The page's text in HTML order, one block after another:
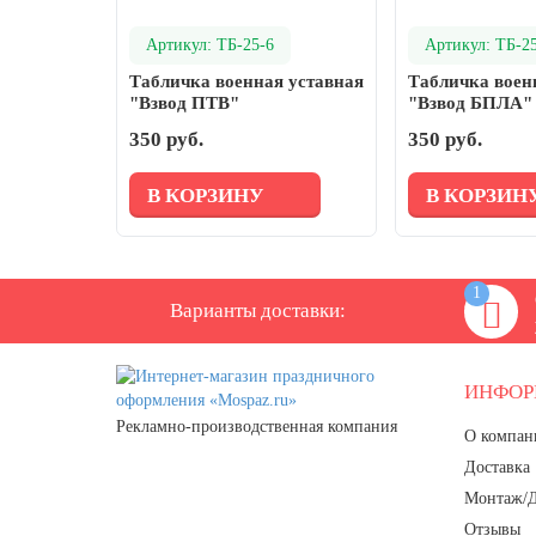
июля)
28 июля, День Крещения Руси
2 августа, День ВДВ
Артикул: ТБ-25-6
Табличка военная уставная
"Взвод ПТВ"
350 руб.
В КОРЗИНУ
Артикул: ТБ-
Табличка
"Взвод БПЛА"
350 руб.
В
Варианты доставки:
1
Рекламно-производственная компания
О
Доставка
Монтаж/
Отзывы